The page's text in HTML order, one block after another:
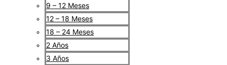
9 – 12 Meses
12 – 18 Meses
18 – 24 Meses
2 Años
3 Años